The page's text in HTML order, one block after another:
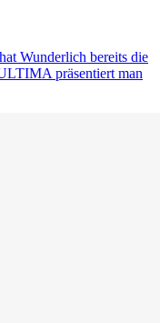
Wunderlich bereits die
präsentiert man